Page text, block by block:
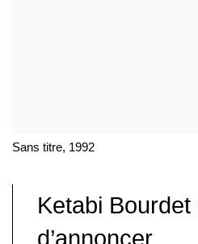
Sans titre, 1992
Ketabi Bourdet
d’annoncer